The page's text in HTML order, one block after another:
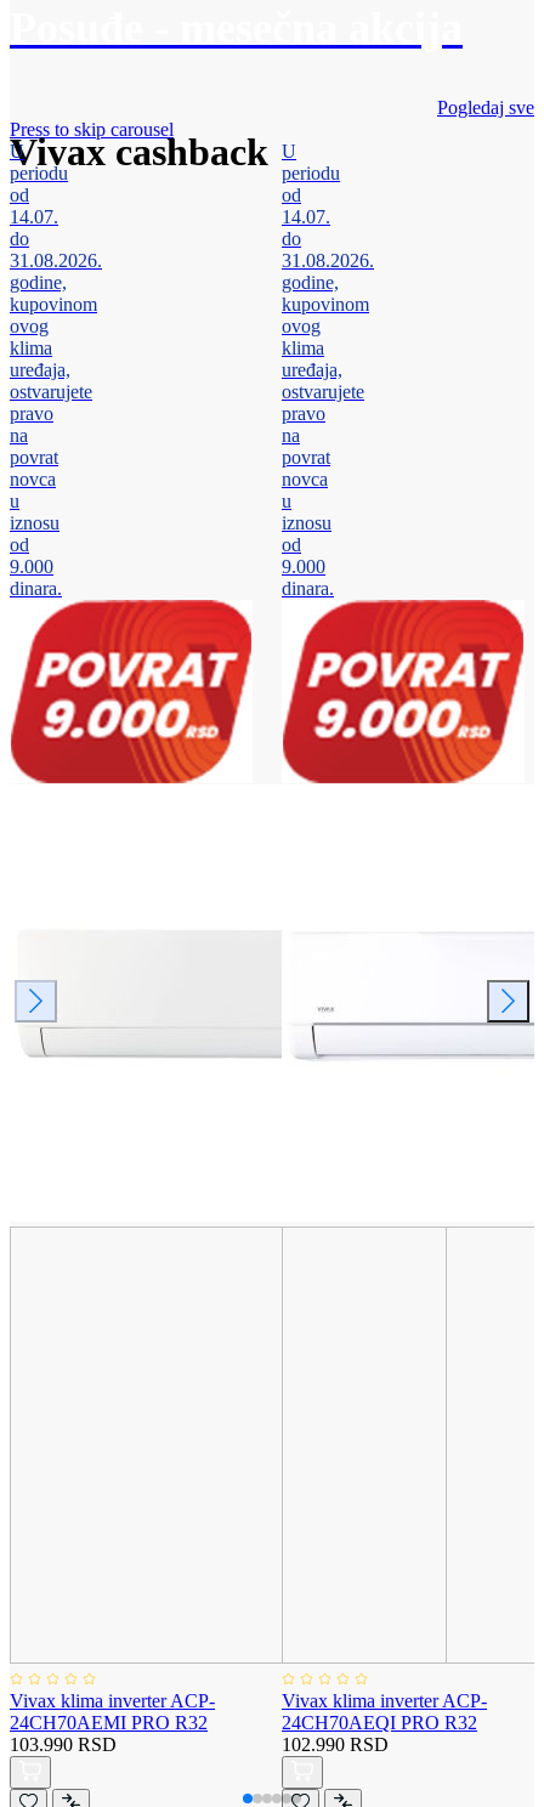
Vivax cashback
Pogledaj sve
Press to skip carousel
U
periodu
od
14.07.
do
31.08.2026.
godine,
kupovinom
ovog
klima
uređaja,
ostvarujete
pravo
na
povrat
novca
u
iznosu
od
9.000
dinara.
Vivax klima inverter ACP-
24CH70AEMI PRO R32
103.990 RSD
U
periodu
od
14.07.
do
31.08.2026.
godine,
kupovinom
ovog
klima
uređaja,
ostvarujete
pravo
na
povrat
novca
u
iznosu
od
9.000
dinara.
Vivax klima inverter ACP-
24CH70AEQI PRO R32
102.990 RSD